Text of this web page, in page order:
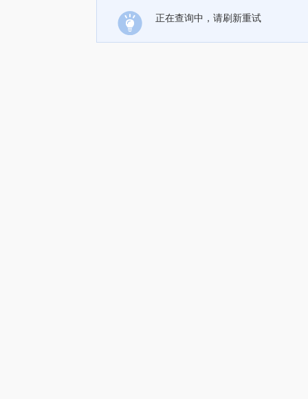
正在查询中，请刷新重试